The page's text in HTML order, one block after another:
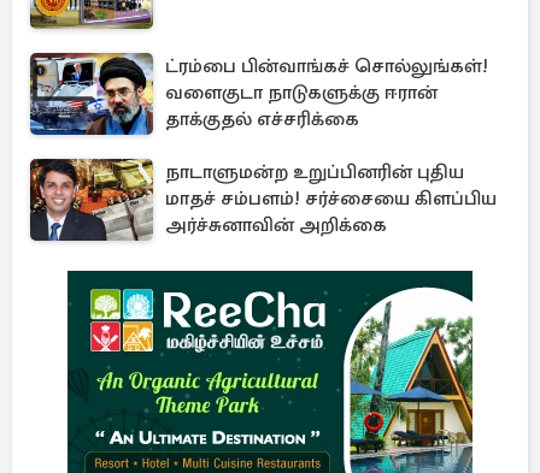
ட்ரம்பை பின்வாங்கச் சொல்லுங்கள்!
வளைகுடா நாடுகளுக்கு ஈரான்
தாக்குதல் எச்சரிக்கை
நாடாளுமன்ற உறுப்பினரின் புதிய
மாதச் சம்பளம்! சர்ச்சையை கிளப்பிய
அர்ச்சுனாவின் அறிக்கை